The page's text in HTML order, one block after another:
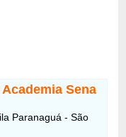
Sena
Paranaguá - São